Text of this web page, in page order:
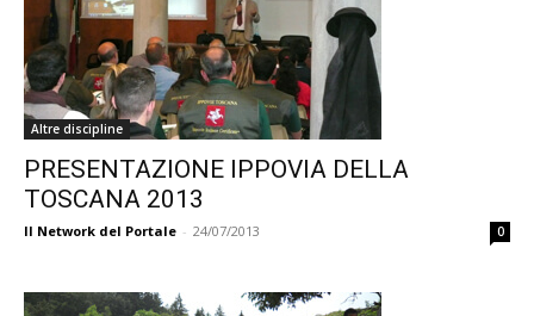
Altre discipline
PRESENTAZIONE IPPOVIA DELLA
TOSCANA 2013
Il Network del Portale - 24/07/2013 0